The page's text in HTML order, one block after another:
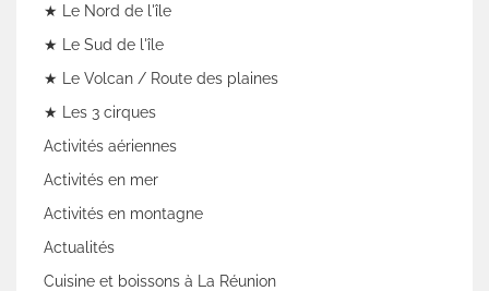
★ Le Nord de l'île
★ Le Sud de l'île
★ Le Volcan / Route des plaines
★ Les 3 cirques
Activités aériennes
Activités en mer
Activités en montagne
Actualités
Cuisine et boissons à La Réunion